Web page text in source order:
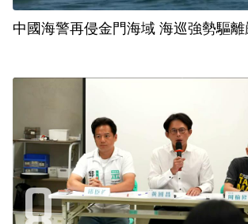
中國海警再侵金門海域 海巡強勢驅